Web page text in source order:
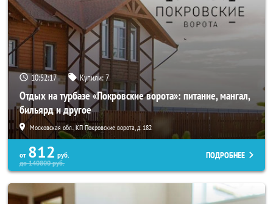
10:52:16 Купили:7
Отдых на турбазе «Покровские ворота»: питание, мангал,
бильярд и другое
Московская обл., КП Покровские ворота, д. 182
от 812 руб.
до140800руб.
ПОДРОБНЕЕ